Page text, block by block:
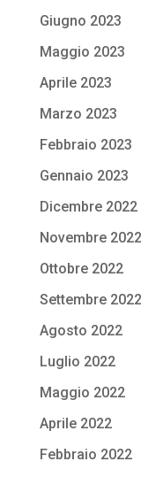
Giugno 2023
Maggio 2023
Aprile 2023
Marzo 2023
Febbraio 2023
Gennaio 2023
Dicembre 2022
Novembre 2022
Ottobre 2022
Settembre 2022
Agosto 2022
Luglio 2022
Maggio 2022
Aprile 2022
Febbraio 2022